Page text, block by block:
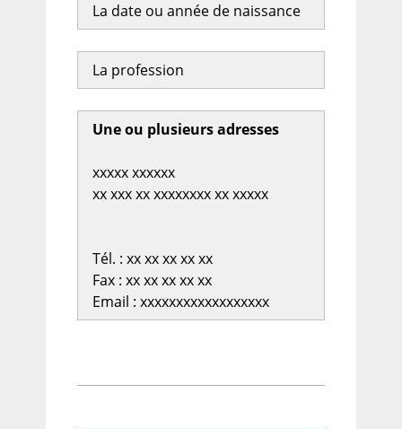
La date ou année de naissance
La profession
Une ou plusieurs adresses
xxxxx xxxxxx
xx xxx xx xxxxxxxx xx xxxxx
Tél. : xx xx xx xx xx
Fax : xx xx xx xx xx
Email : xxxxxxxxxxxxxxxxxx